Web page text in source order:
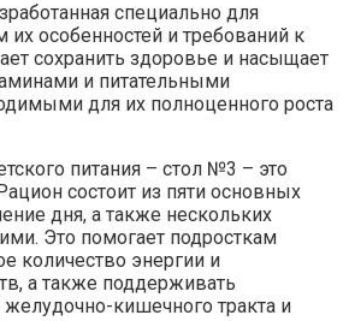
специально для
их особенностей и требований к
сохранить здоровье и насыщает
и питательными
для их полноценного роста
питания – стол №3 – это
состоит из пяти основных
дня, а также нескольких
Это помогает подросткам
количество энергии и
а также поддерживать
кишечного тракта и